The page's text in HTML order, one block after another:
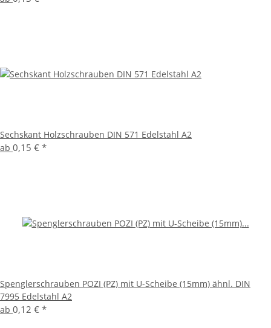
Sechskant Holzschrauben DIN 571 Edelstahl A2
ab 0,15 € *
Spenglerschrauben POZI (PZ) mit U-Scheibe (15mm) ähnl. DIN
7995 Edelstahl A2
ab 0,12 € *